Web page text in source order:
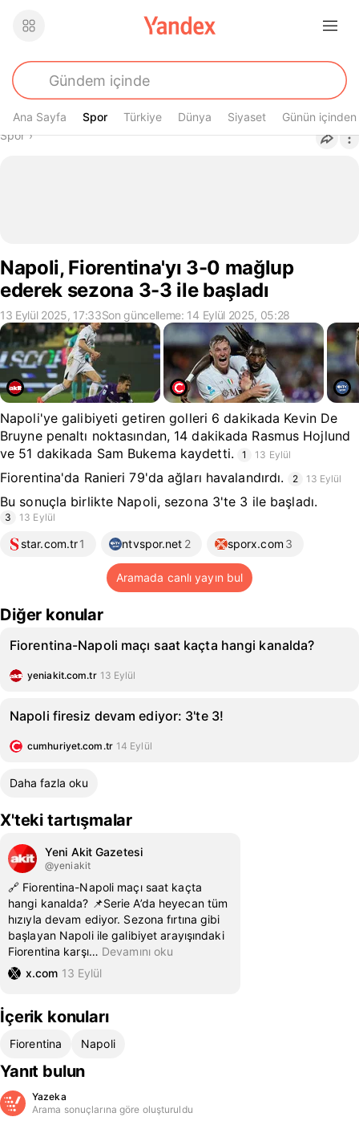
Ana Sayfa Spor
Spor Türkiye Dünya Siyaset Günün içinden
Buradasın
Spor›
Napoli, Fiorentina'yı 3-0 mağlup
ederek sezona 3-3 ile başladı
13 Eylül 2025, 17:33Son güncelleme: 14 Eylül 2025, 05:28
Napoli'ye galibiyeti getiren golleri 6 dakikada Kevin De
Bruyne penaltı noktasından, 14 dakikada Rasmus Hojlund
ve 51 dakikada Sam Bukema kaydetti.
1 13 Eylül
Fiorentina'da Ranieri 79'da ağları havalandırdı. 2 13 Eylül
Bu sonuçla birlikte Napoli, sezona 3'te 3 ile başladı.
3 13 Eylül
star.com.tr1 ntvspor.net 2 sporx.com 3
Aramada canlı yayın bul
Diğer konular
Fiorentina-Napoli maçı saat kaçta hangi kanalda?
yeniakit.com.tr 13 Eylül
Napoli firesiz devam ediyor: 3'te 3!
cumhuriyet.com.tr 14 Eylül
Daha fazla oku
X'teki tartışmalar
Yeni Akit Gazetesi
@yeniakit
🔗 Fiorentina-Napoli maçı saat kaçta
hangi kanalda? 📌Serie A’da heyecan tüm
hızıyla devam ediyor. Sezona fırtına gibi
başlayan Napoli ile galibiyet arayışındaki
Fiorentina karşı… Devamını oku
x.com 13 Eylül
İçerik konuları
Fiorentina Napoli
Yanıt bulun
Yazeka
Arama sonuçlarına göre oluşturuldu